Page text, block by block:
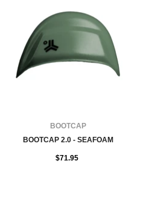
FOURNISSEUR:BOOTCAP
BOOTCAP 2.0 - SEAFOAM
$71.95